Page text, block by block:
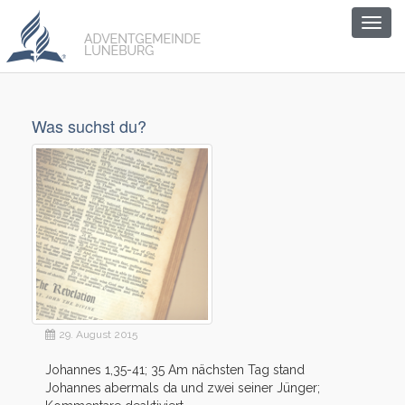
Was suchst du?
29. August 2015
Johannes 1,35-41; 35 Am nächsten Tag stand
Johannes abermals da und zwei seiner Jünger;